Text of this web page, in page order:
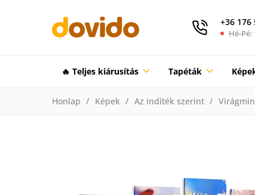
+36 176
Hé-Pé:
🔥 Teljes kiárusítás Tapéták
Honlap Képek Az indíték szerint